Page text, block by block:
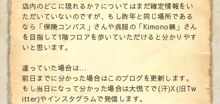
店内のどこに現れるか？についてはまだ確定情報をい
ただいていないのですが、もし昨年と同じ場所である
なら「保険コンパス」さんや呉服の「Kimono錦」さん
を目指して1階フロアを歩いていただけると分かりやす
いと思います。
違っていた場合は…
前日までに分かった場合はこのブログを更新します。
もし当日になって分かった場合は大慌てで(汗)X(旧Tw
itter)やインスタグラムで発信します。